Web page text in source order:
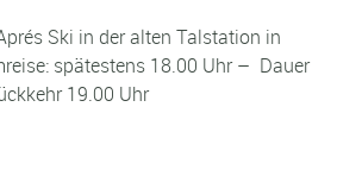
Ski in der alten Talstation in
spätestens 18.00 Uhr – Dauer
19.00 Uhr